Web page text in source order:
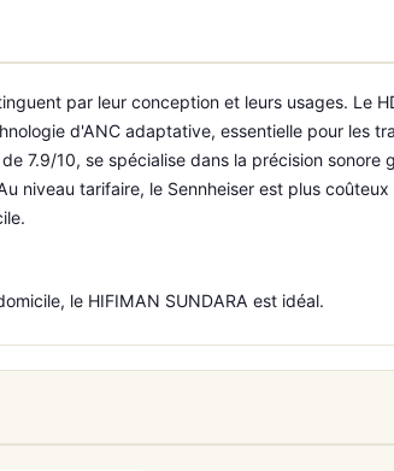
par leur conception et leurs usages. Le
d'ANC adaptative, essentielle pour les
7.9/10, se spécialise dans la précision sonore
niveau tarifaire, le Sennheiser est plus
le HIFIMAN SUNDARA est idéal.